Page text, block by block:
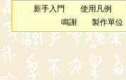
新手入門 使用凡例
鳴謝
製作單位